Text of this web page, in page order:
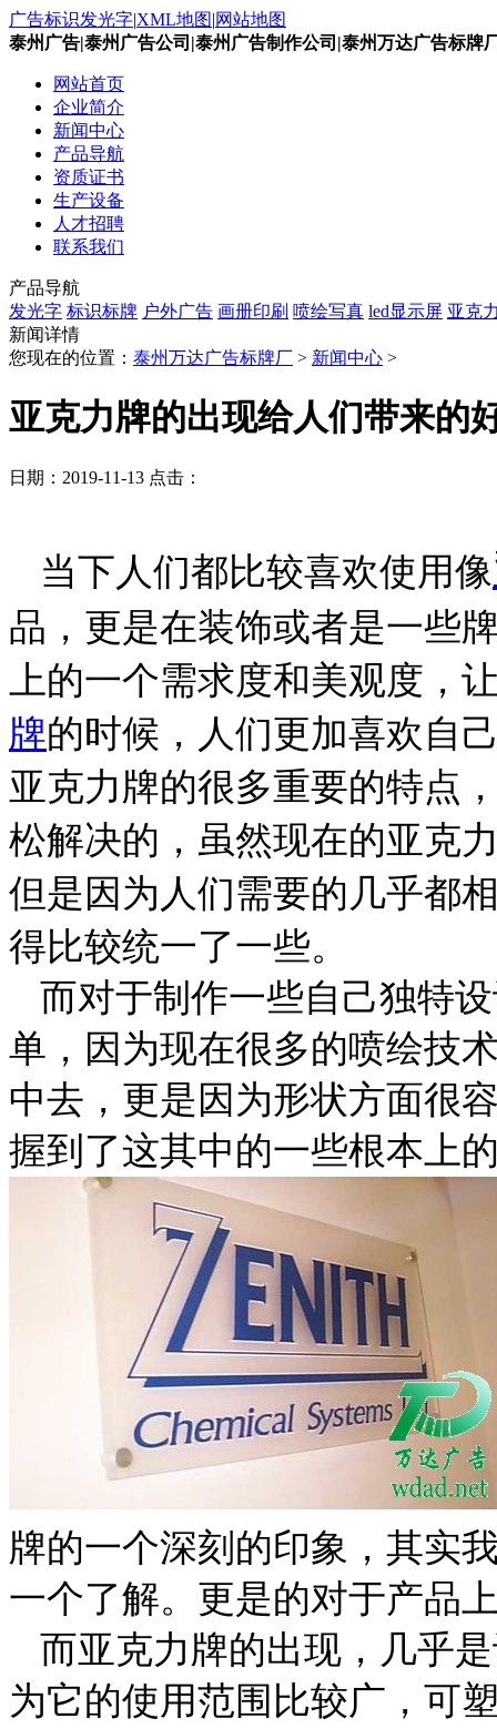
广告标识发光字|XML地图|网站地图
泰州广告|泰州广告公司|泰州广告制作公司|泰州万达广告标牌
网站首页
企业简介
新闻中心
产品导航
资质证书
生产设备
人才招聘
联系我们
产品导航
发光字 标识标牌 户外广告 画册印刷 喷绘写真 led显示屏 亚克
新闻详情
您现在的位置： 泰州万达广告标牌厂 > 新闻中心 >
亚克力牌的出现给人们带来的
日期： 2019-11-13 点击：
当下人们都比较喜欢使用像
品，更是在装饰或者是一些
上的一个需求度和美观度，
牌的时候，人们更加喜欢自
亚克力牌的很多重要的特点
松解决的，虽然现在的亚克
但是因为人们需要的几乎都
得比较统一了一些。
而对于制作一些自己独特
单，因为现在很多的喷绘技
中去，更是因为形状方面很
握到了这其中的一些根本上
牌的一个深刻的印象，其实
一个了解。更是的对于产品
而亚克力牌的出现，几乎
为它的使用范围比较广，可